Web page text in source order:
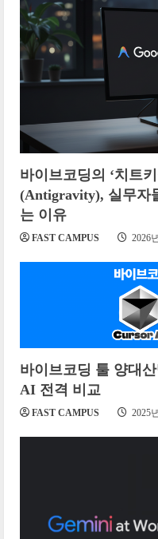
바이브코딩의 ‘치트
(Antigravity), 실무자
는 이유
FAST CAMPUS 2026
바이브코딩 툴 양대
AI 전격 비교
FAST CAMPUS 2025